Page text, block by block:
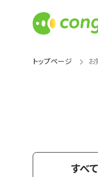
トップページ お
すべて